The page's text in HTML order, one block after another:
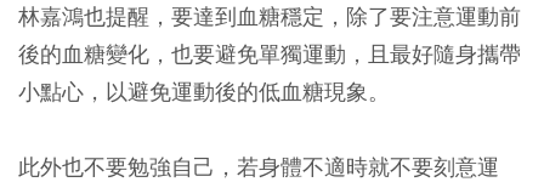
林嘉鴻也提醒，要達到血糖穩定，除了要注意運動前
後的血糖變化，也要避免單獨運動，且最好隨身攜帶
小點心，以避免運動後的低血糖現象。
此外也不要勉強自己，若身體不適時就不要刻意運